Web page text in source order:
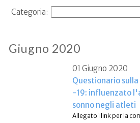
Categoria:
Giugno 2020
01 Giugno 2020
Questionario
-19: influenzato
sonno negli atleti
Allegato i link per la